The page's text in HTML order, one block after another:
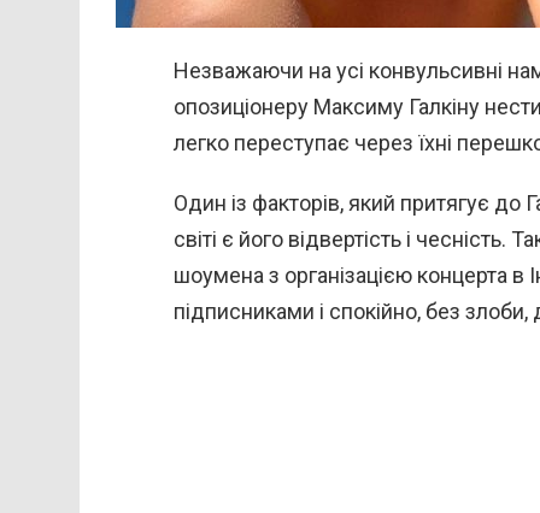
Незважаючи на усі конвульсивні
опозиціонеру Максиму Галкіну
легко переступає через їхні
Один із факторів, який притягує до
світі є його відвертість і чесність.
шоумена з організацією концерта в
підписниками і спокійно, без